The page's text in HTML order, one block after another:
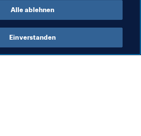
Alle ablehnen
Einverstanden